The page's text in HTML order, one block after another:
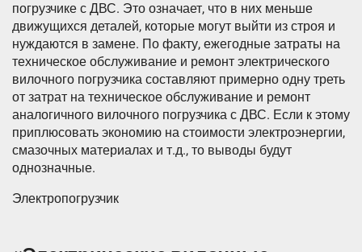
погрузчике с ДВС. Это означает, что в них меньше
движущихся деталей, которые могут выйти из строя и
нуждаются в замене. По факту, ежегодные затраты на
техническое обслуживание и ремонт электрического
вилочного погрузчика составляют примерно одну треть
от затрат на техническое обслуживание и ремонт
аналогичного вилочного погрузчика с ДВС. Если к этому
приплюсовать экономию на стоимости электроэнергии,
смазочных материалах и т.д., то выводы будут
однозначные.
Электропогрузчик